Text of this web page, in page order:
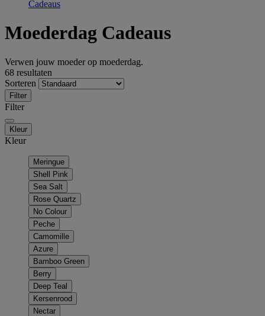
Cadeaus
Moederdag Cadeaus
Verwen jouw moeder op moederdag.
68 resultaten
Sorteren
Filter
Filter
Kleur
Kleur
Meringue
Shell Pink
Sea Salt
Rose Quartz
No Colour
Peche
Camomille
Azure
Bamboo Green
Berry
Deep Teal
Kersenrood
Nectar